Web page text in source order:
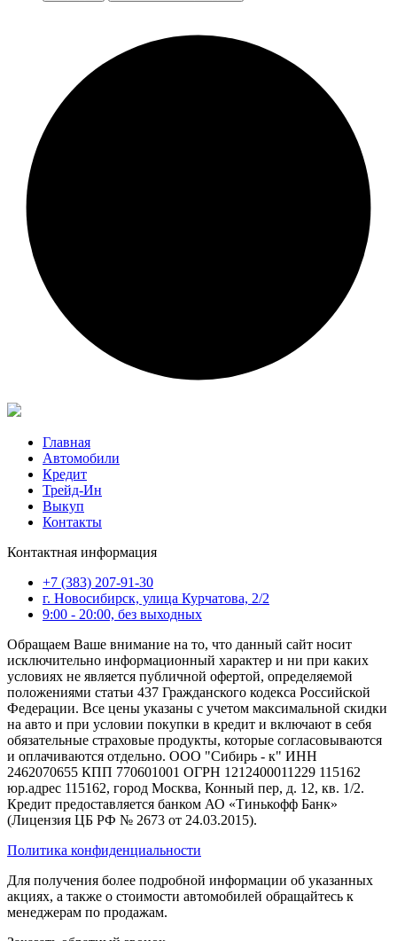
Главная
Автомобили
Кредит
Трейд-Ин
Выкуп
Контакты
Контактная информация
+7 (383) 207-91-30
г. Новосибирск, улица Курчатова, 2/2
9:00 - 20:00, без выходных
Обращаем Ваше внимание на то, что данный сайт носит
исключительно информационный характер и ни при каких
условиях не является публичной офертой, определяемой
положениями статьи 437 Гражданского кодекса Российской
Федерации. Все цены указаны с учетом максимальной скидки
на авто и при условии покупки в кредит и включают в себя
обязательные страховые продукты, которые согласовываются
и оплачиваются отдельно. ООО "Сибирь - к" ИНН
2462070655 КПП 770601001 ОГРН 1212400011229 115162
юр.адрес 115162, город Москва, Конный пер, д. 12, кв. 1/2.
Кредит предоставляется банком АО «Тинькофф Банк»
(Лицензия ЦБ РФ № 2673 от 24.03.2015).
Политика конфиденциальности
Для получения более подробной информации об указанных
акциях, а также о стоимости автомобилей обращайтесь к
менеджерам по продажам.